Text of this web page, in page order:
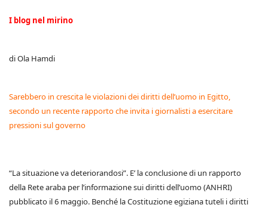
I blog nel mirino
di Ola Hamdi
Sarebbero in crescita le violazioni dei diritti dell’uomo in Egitto,
secondo un recente rapporto che invita i giornalisti a esercitare
pressioni sul governo
“La situazione va deteriorandosi”. E’ la conclusione di un rapporto
della Rete araba per l’informazione sui diritti dell’uomo (ANHRI)
pubblicato il 6 maggio. Benché la Costituzione egiziana tuteli i diritti